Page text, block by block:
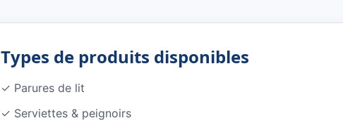
Types de produits disponibles
✓ Parures de lit
✓ Serviettes & peignoirs